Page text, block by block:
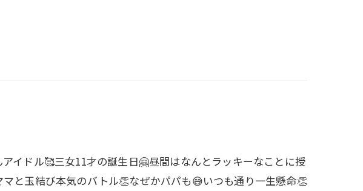
イドル🥰三女11才の誕生日🤗昼間はなんとラッキーなことに授
と玉結び本気のバトル👏なぜかパパも😅いつも通り一生懸命👏